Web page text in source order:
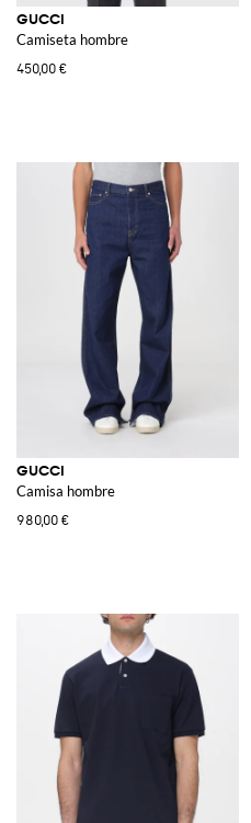
GUCCI
Camiseta hombre
450,00 €
GUCCI
Camisa hombre
980,00 €